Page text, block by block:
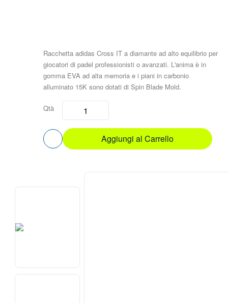
Racchetta adidas Cross IT a diamante ad alto equilibrio per
giocatori di padel professionisti o avanzati. L'anima è in
gomma EVA ad alta memoria e i piani in carbonio
alluminato 15K sono dotati di Spin Blade Mold.
Qtà
Aggiungi al Carrello